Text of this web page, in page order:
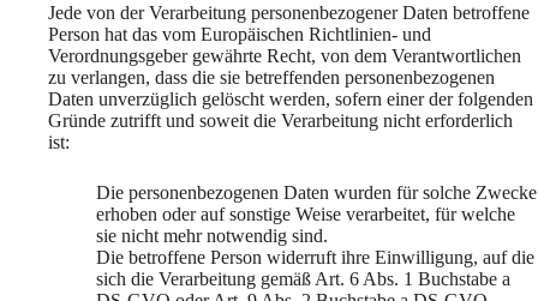
Jede von der Verarbeitung personenbezogener Daten betroffene
Person hat das vom Europäischen Richtlinien- und
Verordnungsgeber gewährte Recht, von dem Verantwortlichen
zu verlangen, dass die sie betreffenden personenbezogenen
Daten unverzüglich gelöscht werden, sofern einer der folgenden
Gründe zutrifft und soweit die Verarbeitung nicht erforderlich
ist:
Die personenbezogenen Daten wurden für solche Zwecke
erhoben oder auf sonstige Weise verarbeitet, für welche
sie nicht mehr notwendig sind.
Die betroffene Person widerruft ihre Einwilligung, auf die
sich die Verarbeitung gemäß Art. 6 Abs. 1 Buchstabe a